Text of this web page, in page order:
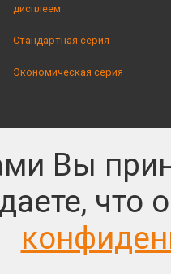
дисплеем
Стандартная серия
Экономическая серия
Вы
что